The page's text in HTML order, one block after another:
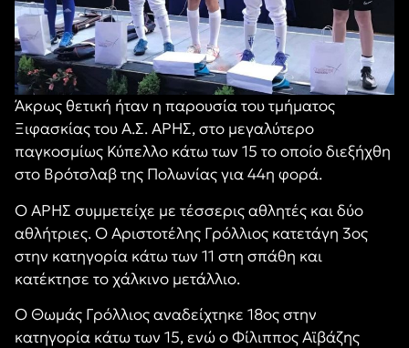
Άκρως θετική ήταν η παρουσία του τμήματος
Ξιφασκίας του Α.Σ. ΑΡΗΣ, στο μεγαλύτερο
παγκοσμίως Κύπελλο κάτω των 15 το οποίο διεξήχθη
στο Βρότσλαβ της Πολωνίας για 44η φορά.
Ο ΑΡΗΣ συμμετείχε με τέσσερις αθλητές και δύο
αθλήτριες. Ο Αριστοτέλης Γρόλλιος κατετάγη 3ος
στην κατηγορία κάτω των 11 στη σπάθη και
κατέκτησε το χάλκινο μετάλλιο.
Ο Θωμάς Γρόλλιος αναδείχτηκε 18ος στην
κατηγορία κάτω των 15, ενώ ο Φίλιππος Αϊβάζης